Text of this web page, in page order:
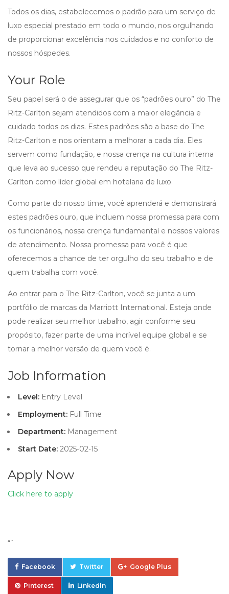
Todos os dias, estabelecemos o padrão para um serviço de
luxo especial prestado em todo o mundo, nos orgulhando
de proporcionar excelência nos cuidados e no conforto de
nossos hóspedes.
Your Role
Seu papel será o de assegurar que os “padrões ouro” do The
Ritz-Carlton sejam atendidos com a maior elegância e
cuidado todos os dias. Estes padrões são a base do The
Ritz-Carlton e nos orientam a melhorar a cada dia. Eles
servem como fundação, e nossa crença na cultura interna
que leva ao sucesso que rendeu a reputação do The Ritz-
Carlton como líder global em hotelaria de luxo.
Como parte do nosso time, você aprenderá e demonstrará
estes padrões ouro, que incluem nossa promessa para com
os funcionários, nossa crença fundamental e nossos valores
de atendimento. Nossa promessa para você é que
oferecemos a chance de ter orgulho do seu trabalho e de
quem trabalha com você.
Ao entrar para o The Ritz-Carlton, você se junta a um
portfólio de marcas da Marriott International. Esteja onde
pode realizar seu melhor trabalho, agir conforme seu
propósito, fazer parte de uma incrível equipe global e se
tornar a melhor versão de quem você é.
Job Information
Level: Entry Level
Employment: Full Time
Department: Management
Start Date: 2025-02-15
Apply Now
Click here to apply
“`
Facebook Twitter Google Plus
Pinterest LinkedIn